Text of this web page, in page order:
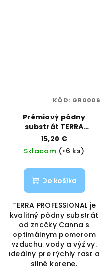
Prémiový pôdny
substrát TERRA
PROFESSIONAL 50 l |
Canna | Vaporama
15,20 €
Skladom (>6 ks)
Do košíka
TERRA PROFESSIONAL je
kvalitný pôdny substrát
od značky Canna s
optimálnym pomerom
vzduchu, vody a výživy.
Ideálny pre rýchly rast a
silné korene.
KÓD: GR0006